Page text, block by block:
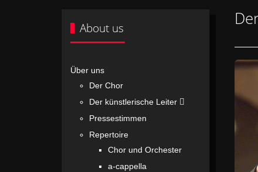
About us
Über uns
Der Chor
Der künstlerische Leiter
Pressestimmen
Repertoire
Chor und Orchester
a-cappella